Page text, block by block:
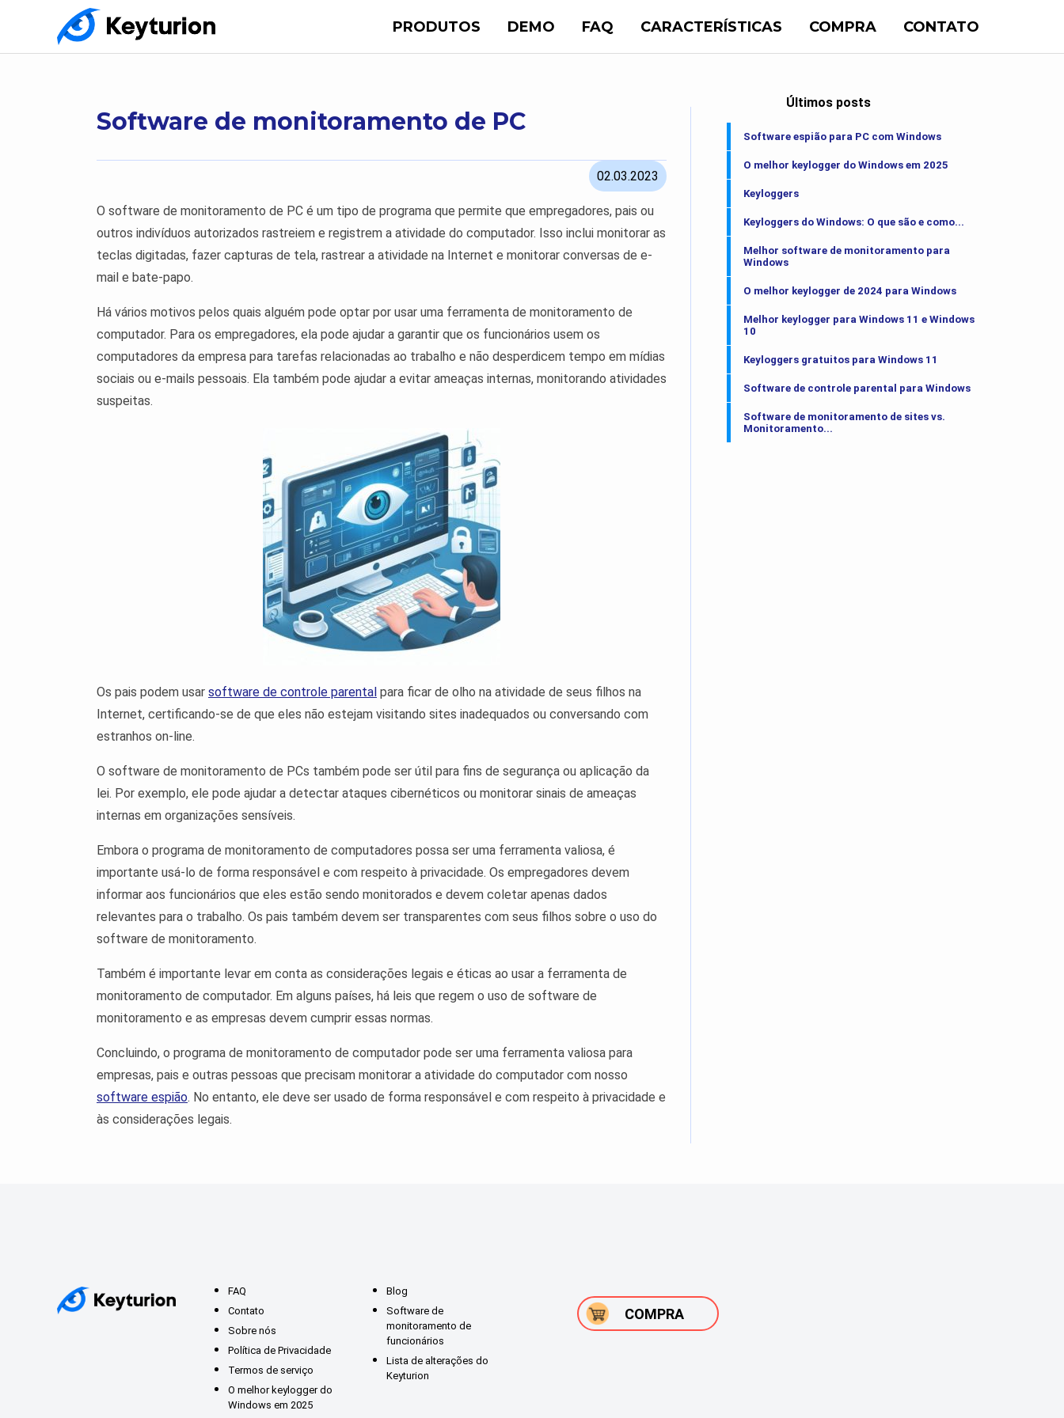
PRODUTOS DEMO FAQ CARACTERÍSTICAS COMPRA CONTATO
Software de monitoramento de PC
02.03.2023
O software de monitoramento de PC é um tipo de programa que permite que empregadores, pais ou
outros indivíduos autorizados rastreiem e registrem a atividade do computador. Isso inclui monitorar as
teclas digitadas, fazer capturas de tela, rastrear a atividade na Internet e monitorar conversas de e-
mail e bate-papo.
Há vários motivos pelos quais alguém pode optar por usar uma ferramenta de monitoramento de
computador. Para os empregadores, ela pode ajudar a garantir que os funcionários usem os
computadores da empresa para tarefas relacionadas ao trabalho e não desperdicem tempo em mídias
sociais ou e-mails pessoais. Ela também pode ajudar a evitar ameaças internas, monitorando atividades
suspeitas.
Os pais podem usar software de controle parental para ficar de olho na atividade de seus filhos na
Internet, certificando-se de que eles não estejam visitando sites inadequados ou conversando com
estranhos on-line.
O software de monitoramento de PCs também pode ser útil para fins de segurança ou aplicação da
lei. Por exemplo, ele pode ajudar a detectar ataques cibernéticos ou monitorar sinais de ameaças
internas em organizações sensíveis.
Embora o programa de monitoramento de computadores possa ser uma ferramenta valiosa, é
importante usá-lo de forma responsável e com respeito à privacidade. Os empregadores devem
informar aos funcionários que eles estão sendo monitorados e devem coletar apenas dados
relevantes para o trabalho. Os pais também devem ser transparentes com seus filhos sobre o uso do
software de monitoramento.
Também é importante levar em conta as considerações legais e éticas ao usar a ferramenta de
monitoramento de computador. Em alguns países, há leis que regem o uso de software de
monitoramento e as empresas devem cumprir essas normas.
Concluindo, o programa de monitoramento de computador pode ser uma ferramenta valiosa para
empresas, pais e outras pessoas que precisam monitorar a atividade do computador com nosso
software espião. No entanto, ele deve ser usado de forma responsável e com respeito à privacidade e
às considerações legais.
Últimos posts
Software espião para PC com Windows
O melhor keylogger do Windows em 2025
Keyloggers
Keyloggers do Windows: O que são e como...
Melhor software de monitoramento para
Windows
O melhor keylogger de 2024 para Windows
Melhor keylogger para Windows 11 e Windows
10
Keyloggers gratuitos para Windows 11
Software de controle parental para Windows
Software de monitoramento de sites vs.
Monitoramento...
FAQ
Contato
Sobre nós
Política de Privacidade
Termos de serviço
O melhor keylogger do
Windows em 2025
Blog
Software de
monitoramento de
funcionários
Lista de alterações do
Keyturion
COMPRA